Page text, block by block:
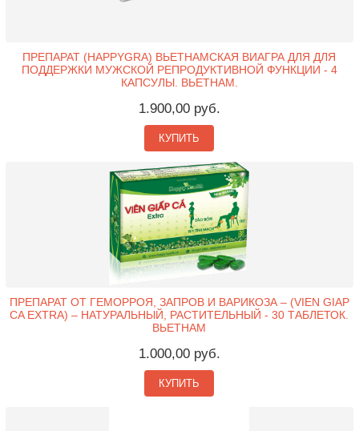
ПРЕПАРАТ (HAPPYGRA) ВЬЕТНАМСКАЯ ВИАГРА ДЛЯ ДЛЯ
ПОДДЕРЖКИ МУЖСКОЙ РЕПРОДУКТИВНОЙ ФУНКЦИИ - 4
КАПСУЛЫ. ВЬЕТНАМ.
1.900,00 руб.
КУПИТЬ
ПРЕПАРАТ ОТ ГЕМОРРОЯ, ЗАПРОВ И ВАРИКОЗА – (VIEN GIAP
CA EXTRA) – НАТУРАЛЬНЫЙ, РАСТИТЕЛЬНЫЙ - 30 ТАБЛЕТОК.
ВЬЕТНАМ
1.000,00 руб.
КУПИТЬ